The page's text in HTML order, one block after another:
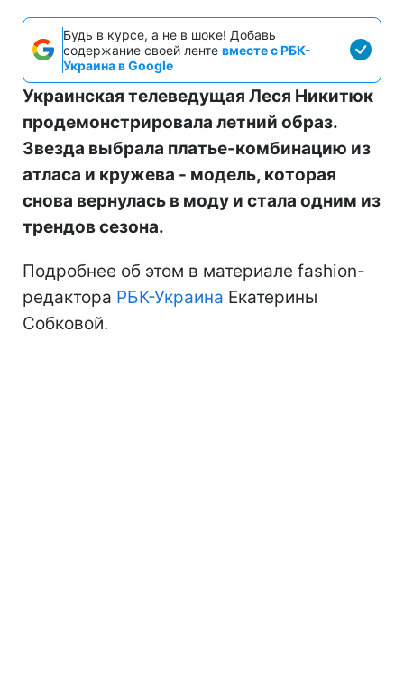
Будь в курсе, а не в шоке! Добавь
содержание своей ленте вместе с РБК-
Украина в Google
Украинская телеведущая Леся Никитюк
продемонстрировала летний образ.
Звезда выбрала платье-комбинацию из
атласа и кружева - модель, которая
снова вернулась в моду и стала одним из
трендов сезона.
Подробнее об этом в материале fashion-
редактора РБК-Украина Екатерины
Собковой.